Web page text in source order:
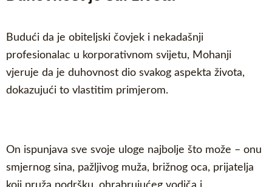
Budući da je obiteljski čovjek i nekadašnji
profesionalac u korporativnom svijetu, Mohanji
vjeruje da je duhovnost dio svakog aspekta života,
dokazujući to vlastitim primjerom.
On ispunjava sve svoje uloge najbolje što može – onu
smjernog sina, pažljivog muža, brižnog oca, prijatelja